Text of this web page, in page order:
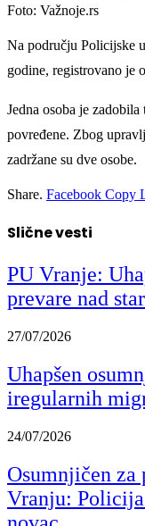
Foto: Važnoje.rs
Na području Policijske
godine, registrovano je
Jedna osoba je zadobila
povređene. Zbog
zadržane su dve osobe.
Share. Facebook Copy
Slične vesti
PU Vranje:
prevare nad
27/07/2026
Uhapšen
iregularnih
24/07/2026
Osumnjičen za
Vranju: